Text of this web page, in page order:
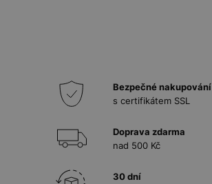
Bezpečné nakupování
s certifikátem SSL
Doprava zdarma
nad 500 Kč
30 dní